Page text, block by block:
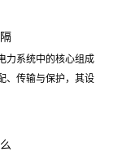
的是优化成本、提
力系统中的核心组成
、传输与保护，其设
电网的稳定性和安